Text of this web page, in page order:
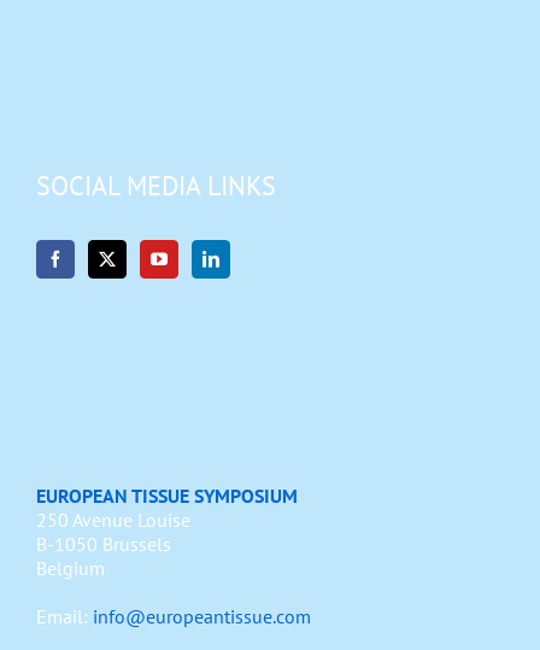
SOCIAL MEDIA LINKS
EUROPEAN TISSUE SYMPOSIUM
250 Avenue Louise
B-1050 Brussels
Belgium
Email: info@europeantissue.com